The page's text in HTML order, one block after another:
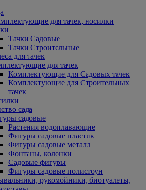
для тачек, носилки
Тачки Садовые
Тачки Строительные
для тачек
для тачек
Комплектующие для Садовых тачек
Комплектующие для Строительных
тачек
сада
садовые
Растения водоплавающие
Фигуры садовые пластик
Фигуры садовые металл
Фонтаны, колонки
Садовые фигуры
Фигуры садовые полистоун
рукомойники, биотуалеты,